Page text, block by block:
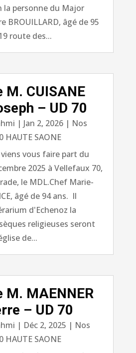
la personne du Major
BROUILLARD, âgé de 95
route des...
M. CUISANE
– UD 70
| Jan 2, 2026| Nos
HAUTE SAONE
vous faire part du
2025 à Vellefaux 70,
le MDL.Chef Marie-
âgé de 94 ans. Il
d'Echenoz la
religieuses seront
de...
M. MAENNER
– UD 70
| Déc 2, 2025 | Nos
HAUTE SAONE